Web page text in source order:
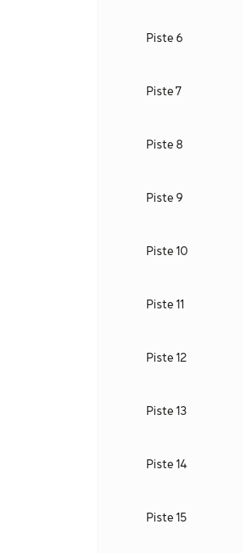
Piste 6
Piste 7
Piste 8
Piste 9
Piste 10
Piste 11
Piste 12
Piste 13
Piste 14
Piste 15